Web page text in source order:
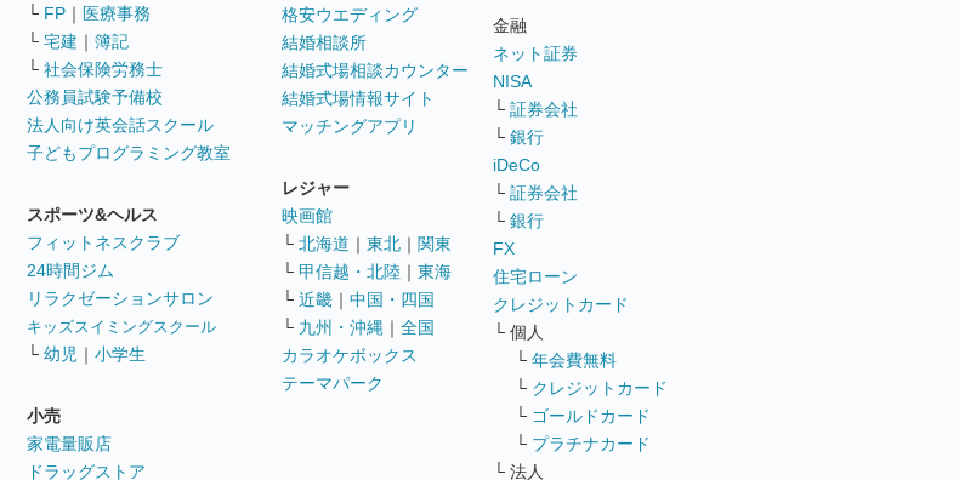
└ FP ｜ 医療事務
└ 宅建 ｜ 簿記
└ 社会保険労務士
公務員試験予備校
法人向け英会話スクール
子どもプログラミング教室
スポーツ&ヘルス
フィットネスクラブ
24時間ジム
リラクゼーションサロン
キッズスイミングスクール
└ 幼児 ｜ 小学生
小売
家電量販店
ドラッグストア
格安ウエディング
結婚相談所
結婚式場相談カウンター
結婚式場情報サイト
マッチングアプリ
レジャー
映画館
└ 北海道 ｜ 東北 ｜ 関東
└ 甲信越・北陸 ｜ 東海
└ 近畿 ｜ 中国・四国
└ 九州・沖縄 ｜ 全国
カラオケボックス
テーマパーク
金融
ネット証券
NISA
└ 証券会社
└ 銀行
iDeCo
└ 証券会社
└ 銀行
FX
住宅ローン
クレジットカード
└ 個人
└ 年会費無料
└ クレジットカード
└ ゴールドカード
└ プラチナカード
└ 法人